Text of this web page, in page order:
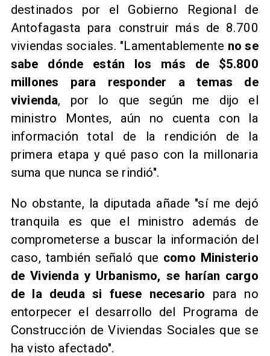
destinados por el Gobierno Regional de
Antofagasta para construir más de 8.700
viviendas sociales. "Lamentablemente no se
sabe dónde están los más de $5.800
millones para responder a temas de
vivienda, por lo que según me dijo el
ministro Montes, aún no cuenta con la
información total de la rendición de la
primera etapa y qué paso con la millonaria
suma que nunca se rindió".
No obstante, la diputada añade "sí me dejó
tranquila es que el ministro además de
comprometerse a buscar la información del
caso, también señaló que como Ministerio
de Vivienda y Urbanismo, se harían cargo
de la deuda si fuese necesario para no
entorpecer el desarrollo del Programa de
Construcción de Viviendas Sociales que se
ha visto afectado".